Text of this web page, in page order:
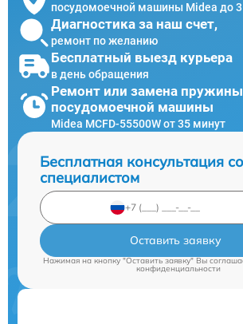
посудомоечной машины Midea до 3
Диагностика за наш счет,
ремонт по желанию
Бесплатный выезд курьера
в день обращения
Ремонт или замена
посудомоечной машины
Midea MCFD-55500W от 35 минут
Бесплатная консультация со
специалистом
Оставить заявку
Нажимая на кнопку "Оставить заявку" Вы
конфиденциальности